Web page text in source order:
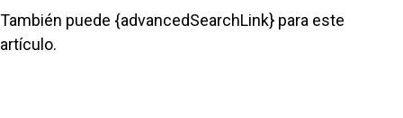
También puede {advancedSearchLink} para este
artículo.